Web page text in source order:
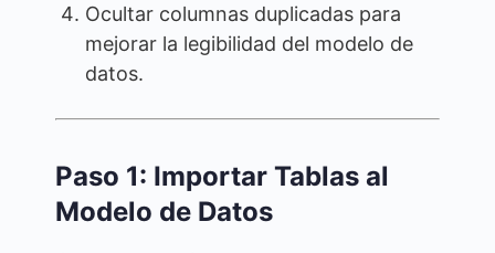
Ocultar columnas duplicadas para
mejorar la legibilidad del modelo de
datos.
Paso 1: Importar Tablas al
Modelo de Datos